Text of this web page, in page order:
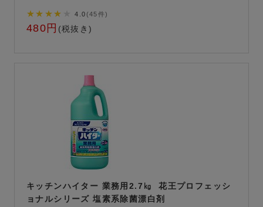
★★★★
4.0 (45件)
480円 (税抜き)
キッチンハイター 業務用2.7㎏ 花王プロフェッシ
ョナルシリーズ 塩素系除菌漂白剤